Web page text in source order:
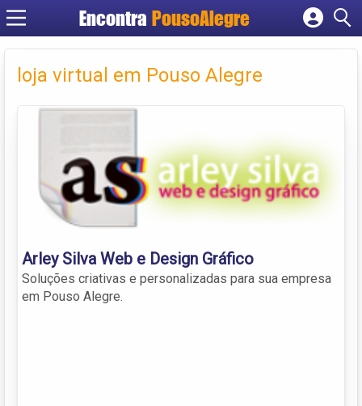
Encontra PousoAlegre
Cadastrar empresa
Criar conta
loja virtual em Pouso Alegre
Arley Silva Web e Design Gráfico
Soluções criativas e personalizadas para sua empresa
em Pouso Alegre.